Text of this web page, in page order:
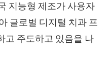
지능형 제조가 사용자
글로벌 디지털 치과 프
고 주도하고 있음을 나